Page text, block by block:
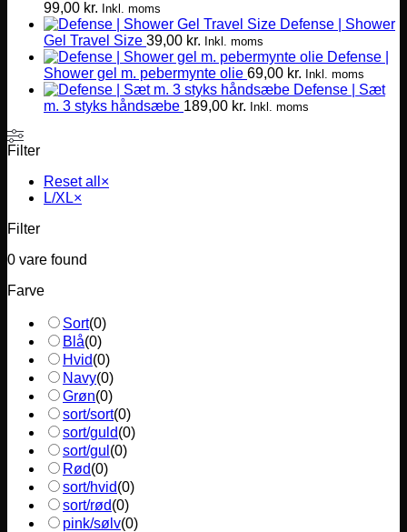
99,00 kr. Inkl. moms
Defense | Shower
Gel Travel Size 39,00 kr. Inkl. moms
Defense |
Shower gel m. pebermynte olie 69,00 kr. Inkl. moms
Defense | Sæt
m. 3 styks håndsæbe 189,00 kr. Inkl. moms
Filter
Reset all ×
L/XL×
Filter
0 vare found
Farve
Sort(0)
Blå(0)
Hvid(0)
Navy(0)
Grøn(0)
sort/sort(0)
sort/guld(0)
sort/gul (0)
Rød(0)
sort/hvid(0)
sort/rød(0)
pink/sølv(0)